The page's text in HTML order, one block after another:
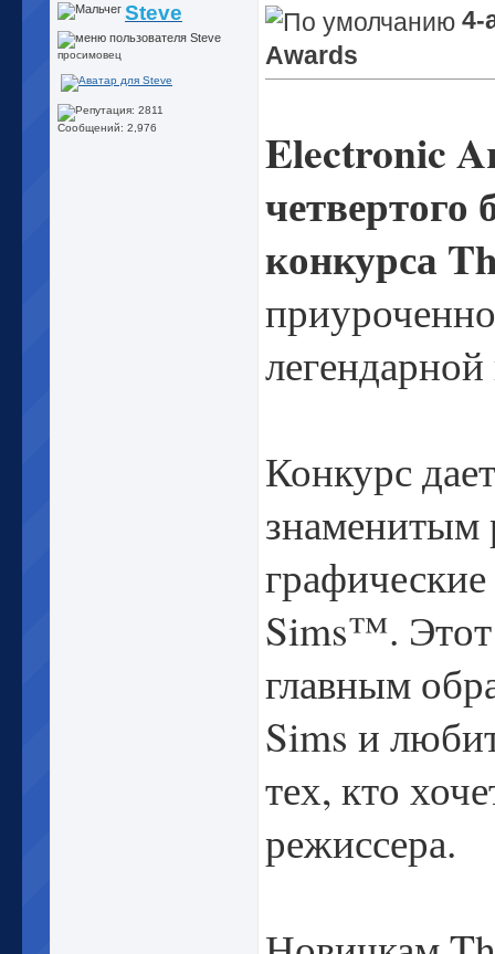
Steve
просимовец
Сообщений: 2,976
4-
Awards
Electronic
четвертого
конкурса
Конкурс
знаменитым
Sims™. Этот
главным
Sims и
тех, кто
режиссера.